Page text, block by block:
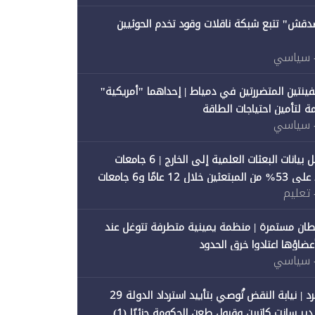
تتبع شبكة ناقلات وقود تخدم الحوثيين
سياسي
المتضررتين في دمياط | إحداهما "أمريكية"
لتأمين احتياجات الطاقة
سياسي
"متصدقش" تحلل بيانات البعثات العلمية إلى الخارج | 6 جامعات
حكومية تستحوذ على 53% من المبتعثين خلال 12 عامًا و6 جامعات
تعليم
مستمرة | منظمة يمينية متطرفة تتوغل عند
اعتادوا خرق الحدود
سياسي
"متصدقش" تنفرد | نيابة النقض تُوصي بتأييد استرداد الدولة 29